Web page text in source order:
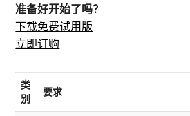
准备好开始了吗？
下载免费试用版
立即订购
类
别
要求